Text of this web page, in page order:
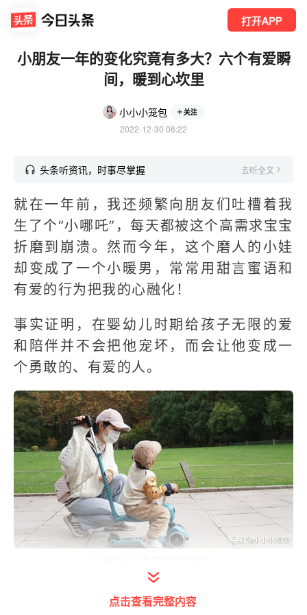
打开APP
小朋友一年的变化究竟有多大？六个有爱瞬
间，暖到心坎里
小小小笼包 关注
2022-12-30 06:22
头条听资讯，时事尽掌握 去听全文
就在一年前，我还频繁向朋友们吐槽着我
生了个“小哪吒”，每天都被这个高需求宝宝
折磨到崩溃。然而今年，这个磨人的小娃
却变成了一个小暖男，常常用甜言蜜语和
有爱的行为把我的心融化！
事实证明，在婴幼儿时期给孩子无限的爱
和陪伴并不会把他宠坏，而会让他变成一
个勇敢的、有爱的人。
“宝宝可以自己睡觉”点击查看完整内容